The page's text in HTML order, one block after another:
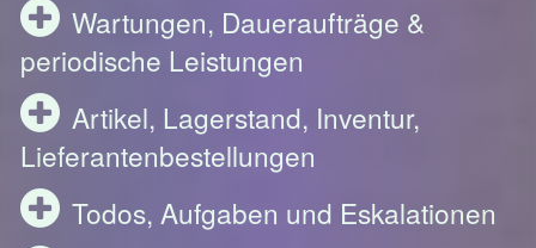
Wartungen, Daueraufträge &
periodische Leistungen
Artikel, Lagerstand, Inventur,
Lieferantenbestellungen
Todos, Aufgaben und Eskalationen